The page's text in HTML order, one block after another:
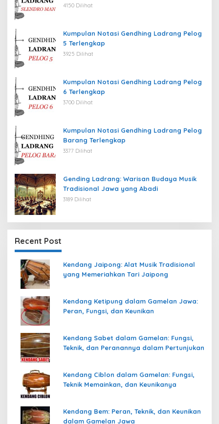
4150 Dilihat
Kumpulan Notasi Gendhing Ladrang Pelog
5 Terlengkap
3925 Dilihat
Kumpulan Notasi Gendhing Ladrang Pelog
6 Terlengkap
3700 Dilihat
Kumpulan Notasi Gendhing Ladrang Pelog
Barang Terlengkap
3377 Dilihat
Gending Ladrang: Warisan Budaya Musik
Tradisional Jawa yang Abadi
3189 Dilihat
Recent Post
Kendang Jaipong: Alat Musik Tradisional
yang Memeriahkan Tari Jaipong
Kendang Ketipung dalam Gamelan Jawa:
Peran, Fungsi, dan Keunikan
Kendang Sabet dalam Gamelan: Fungsi,
Teknik, dan Peranannya dalam Pertunjukan
Kendang Ciblon dalam Gamelan: Fungsi,
Teknik Memainkan, dan Keunikanya
Kendang Bem: Peran, Teknik, dan Keunikan
dalam Gamelan Jawa